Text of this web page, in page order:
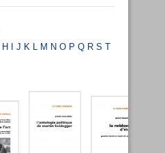
h i j k l m no p q rs t